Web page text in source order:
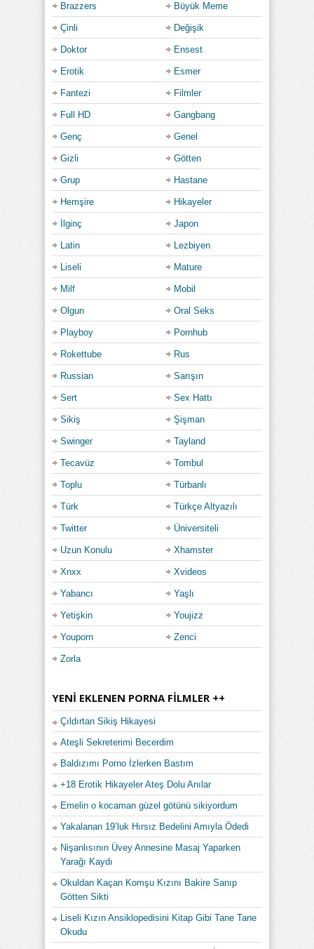
Brazzers Büyük Meme
Çinli Değişik
Doktor Ensest
Erotik Esmer
Fantezi Filmler
Full HD Gangbang
Genç Genel
Gizli Götten
Grup Hastane
Hemşire Hikayeler
İlginç Japon
Latin Lezbiyen
Liseli Mature
Milf Mobil
Olgun Oral Seks
Playboy Pornhub
Rokettube Rus
Russian Sarışın
Sert Sex Hattı
Sikiş Şişman
Swinger Tayland
Tecavüz Tombul
Toplu Türbanlı
Türk Türkçe Altyazılı
Twitter Üniversiteli
Uzun Konulu Xhamster
Xnxx Xvideos
Yabancı Yaşlı
Yetişkin Youjizz
Youporn Zenci
Zorla
YENI EKLENEN PORNA FILMLER ++
Çıldırtan Sikiş Hikayesi
Ateşli Sekreterimi Becerdim
Baldızımı Porno İzlerken Bastım
+18 Erotik Hikayeler Ateş Dolu Anılar
Emelin o kocaman güzel götünü sikiyordum
Yakalanan 19’luk Hırsız Bedelini Amıyla Ödedi
Nişanlısının Üvey Annesine Masaj Yaparken
Yarağı Kaydı
Okuldan Kaçan Komşu Kızını Bakire Sanıp
Götten Sikti
Liseli Kızın Ansiklopedisini Kitap Gibi Tane Tane
Okudu